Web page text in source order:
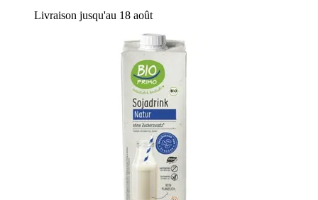
Livraison jusqu'au 18 août